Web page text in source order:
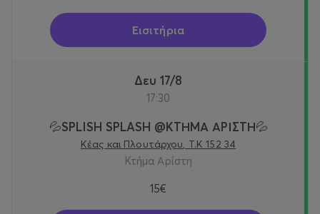
Εισιτήρια
Δευ 17/8
17:30
💦SPLISH SPLASH @KTΗΜΑ ΑΡΙΣΤΗ💦
Κέας και Πλουτάρχου, Τ.Κ 152 34
Κτήμα Αρίστη
15€